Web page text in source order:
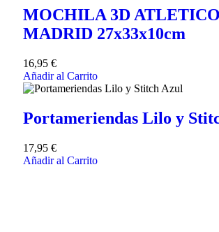
MOCHILA 3D
MADRID 27x33x10cm
16,95 €
Añadir al Carrito
Portameriendas Lilo y
17,95 €
Añadir al Carrito